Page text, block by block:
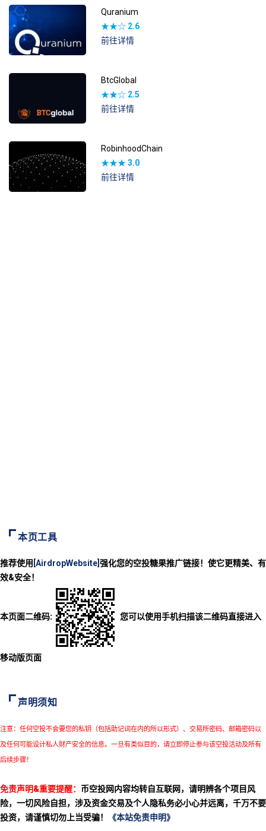
Quranium
★★☆ 2.6
前往详情
BtcGlobal
★★☆ 2.5
前往详情
RobinhoodChain
★★★3.0
前往详情
本页工具
推荐使用 [AirdropWebsite] 强化您的空投糖果推广链接！使它更精美、有
效&安全！
本页面二维码: 您可以使用手机扫描该二维码直接进入
移动版页面
声明须知
注意：任何空投不会要您的私钥（包括助记词在内的所以形式）、交易所密码、邮箱密码以
及任何可能设计私人财产安全的信息。一旦有类似目的，请立即停止参与该空投活动及所有
后续步骤！
免责声明&重要提醒： 币空投网内容均转自互联网，请明辨各个项目风
险，一切风险自担，涉及资金交易及个人隐私务必小心并远离，千万不要
投资，请谨慎切勿上当受骗！
《本站免责申明》